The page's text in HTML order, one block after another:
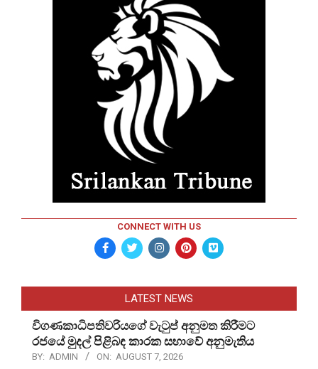
CONNECT WITH US
LATEST NEWS
විගණකාධිපතිවරියගේ වැටුප් අනුමත කිරීමට
රජයේ මුදල් පිළිබඳ කාරක සභාවේ අනුමැතිය
BY: ADMIN ON: AUGUST 7, 2026